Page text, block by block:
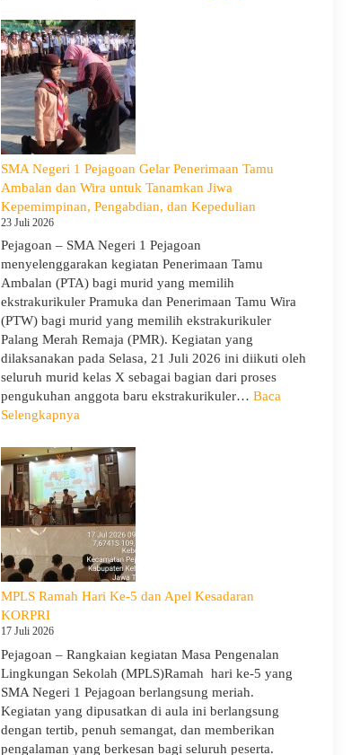
Kelas
dan
1
Tahun
Pelajaran
SMA Negeri 1 Pejagoan Gelar Penerimaan Tamu
Ambalan dan Wira untuk Tanamkan Jiwa
Kepemimpinan, Pengabdian, dan Kepedulian
23 Juli 2026
Pejagoan – SMA Negeri 1 Pejagoan
menyelenggarakan kegiatan Penerimaan Tamu
Ambalan (PTA) bagi murid yang memilih
ekstrakurikuler Pramuka dan Penerimaan Tamu Wira
(PTW) bagi murid yang memilih ekstrakurikuler
Palang Merah Remaja (PMR). Kegiatan yang
dilaksanakan pada Selasa, 21 Juli 2026 ini diikuti oleh
seluruh murid kelas X sebagai bagian dari proses
pengukuhan anggota baru ekstrakurikuler… Baca
Selengkapnya
Negeri
1
Pejagoan
Gelar
Penerimaan
Tamu
Ambalan
dan
Wira
Jiwa
Kepemimpinan,
Pengabdian,
dan
Kepedulian
MPLS Ramah Hari Ke-5 dan Apel Kesadaran
KORPRI
17 Juli 2026
Pejagoan – Rangkaian kegiatan Masa Pengenalan
Lingkungan Sekolah (MPLS)Ramah hari ke-5 yang
SMA Negeri 1 Pejagoan berlangsung meriah.
Kegiatan yang dipusatkan di aula ini berlangsung
dengan tertib, penuh semangat, dan memberikan
pengalaman yang berkesan bagi seluruh peserta.